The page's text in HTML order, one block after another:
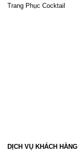
Trang Phục Cocktail
DỊCH VỤ KHÁCH HÀNG